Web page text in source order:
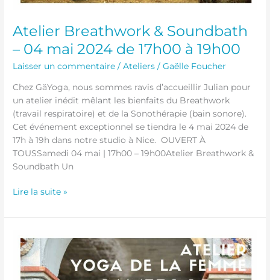
Atelier Breathwork & Soundbath
– 04 mai 2024 de 17h00 à 19h00
Laisser un commentaire /Ateliers /Gaëlle Foucher
Chez GäYoga, nous sommes ravis d’accueillir Julian pour
un atelier inédit mêlant les bienfaits du Breathwork
(travail respiratoire) et de la Sonothérapie (bain sonore).
Cet événement exceptionnel se tiendra le 4 mai 2024 de
17h à 19h dans notre studio à Nice. OUVERT À
TOUSSamedi 04 mai | 17h00 – 19h00Atelier Breathwork &
Soundbath Un
Lire la suite »
Atelier
Yoga
de